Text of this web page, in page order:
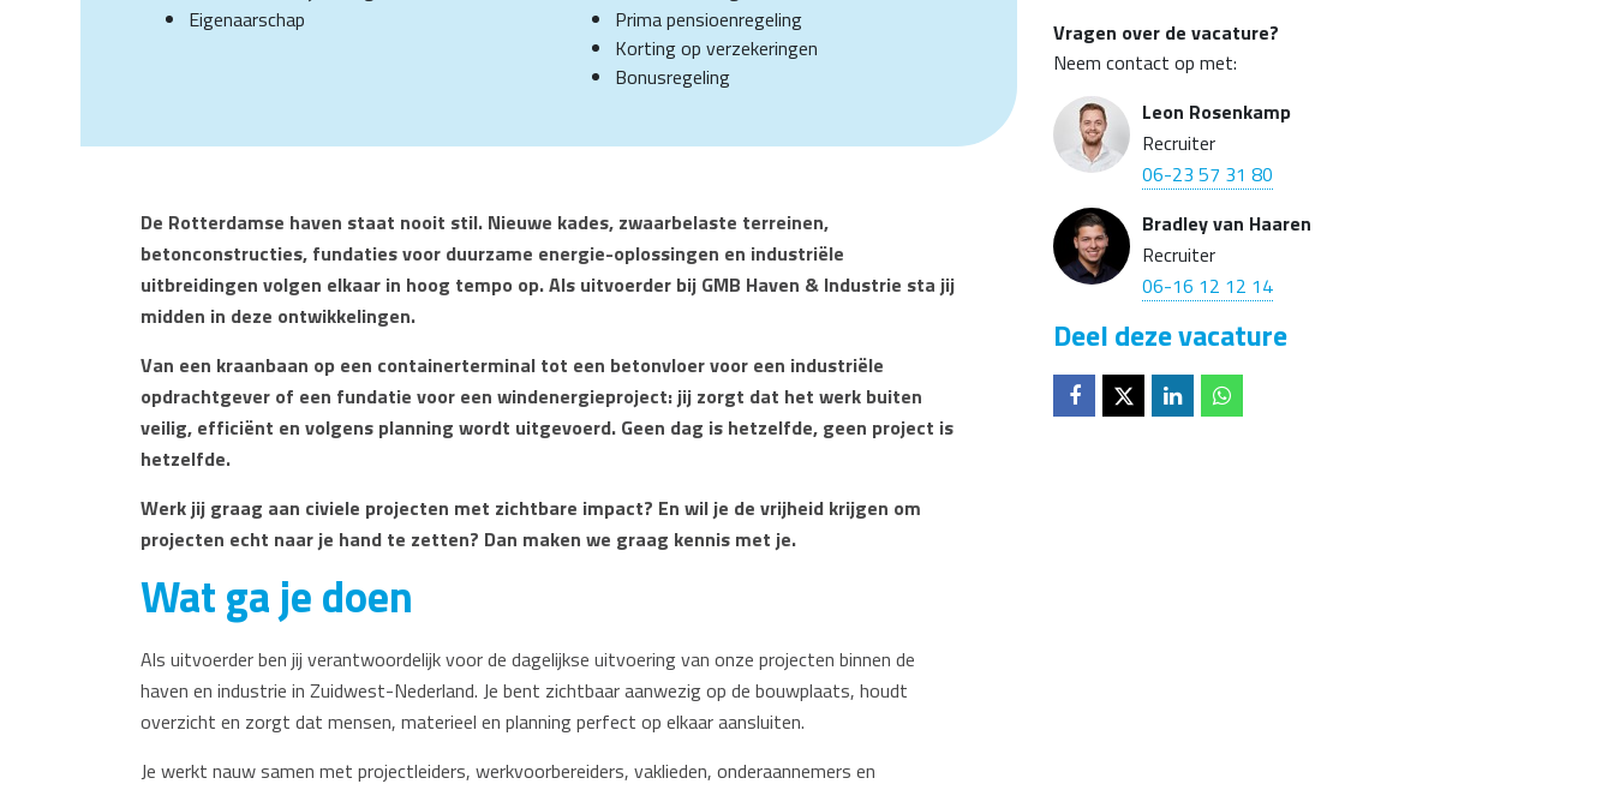
De Rotterdamse haven staat nooit stil. Nieuwe kades, zwaarbelaste terreinen,
betonconstructies, fundaties voor duurzame energie-oplossingen en industriële
uitbreidingen volgen elkaar in hoog tempo op. Als uitvoerder bij GMB Haven & Industrie sta jij
midden in deze ontwikkelingen.
Van een kraanbaan op een containerterminal tot een betonvloer voor een industriële
opdrachtgever of een fundatie voor een windenergieproject: jij zorgt dat het werk buiten
veilig, efficiënt en volgens planning wordt uitgevoerd. Geen dag is hetzelfde, geen project is
hetzelfde.
Werk jij graag aan civiele projecten met zichtbare impact? En wil je de vrijheid krijgen om
projecten echt naar je hand te zetten? Dan maken we graag kennis met je.
Wat ga je doen
Als uitvoerder ben jij verantwoordelijk voor de dagelijkse uitvoering van onze projecten binnen de
haven en industrie in Zuidwest-Nederland. Je bent zichtbaar aanwezig op de bouwplaats, houdt
overzicht en zorgt dat mensen, materieel en planning perfect op elkaar aansluiten.
Je werkt nauw samen met projectleiders, werkvoorbereiders, vaklieden, onderaannemers en
Eigenaarschap
Prima pensioenregeling
Korting op verzekeringen
Bonusregeling
Vragen over de vacature?
Neem contact op met:
Leon Rosenkamp
Recruiter
06-23 57 31 80
Bradley van Haaren
Recruiter
06-16 12 12 14
Deel deze vacature
Deel op Deel op Deel op Deel op